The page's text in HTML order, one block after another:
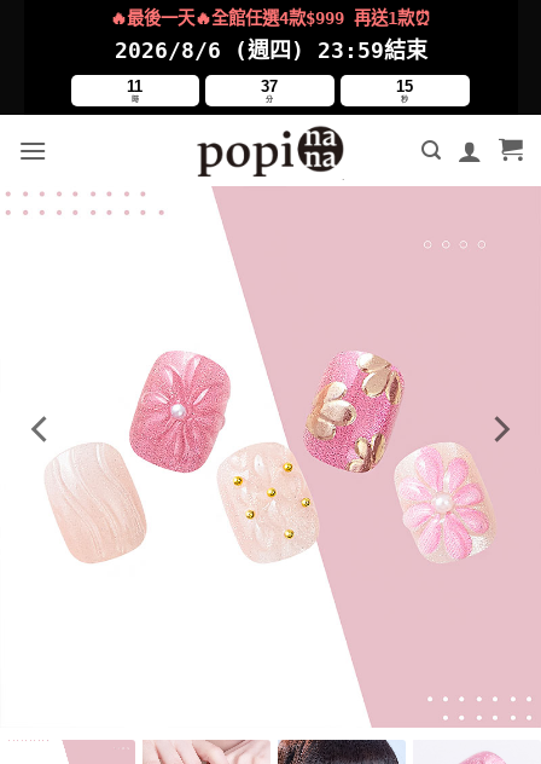
🔥最後一天🔥全館任選4款$999 再送1款⏰
2026/8/6 (週四) 23:59結束
11
時
37
分
14
秒